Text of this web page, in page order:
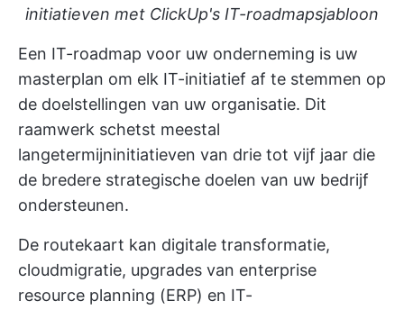
initiatieven met ClickUp's IT-roadmapsjabloon
Een IT-roadmap voor uw onderneming is uw
masterplan om elk IT-initiatief af te stemmen op
de doelstellingen van uw organisatie. Dit
raamwerk schetst meestal
langetermijninitiatieven van drie tot vijf jaar die
de bredere strategische doelen van uw bedrijf
ondersteunen.
De routekaart kan digitale transformatie,
cloudmigratie, upgrades van enterprise
resource planning (ERP) en IT-